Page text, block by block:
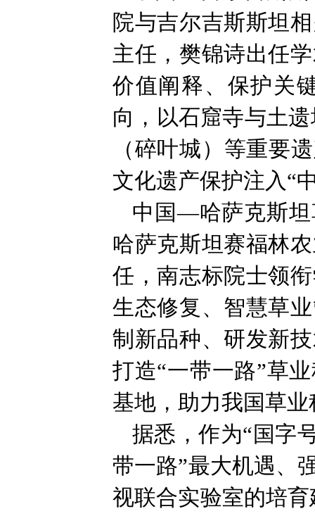
院与吉尔吉斯斯坦
主任，樊锦诗出任
价值阐释、保护关
向，以石窟寺与土
（碎叶城）等重要
文化遗产保护注入“
中国—哈萨克斯坦
哈萨克斯坦赛福林
任，南志标院士领
生态修复、智慧草
制新品种、研发新
打造“一带一路”草
基地，助力我国草
据悉，作为“国字
带一路”最大机遇、
视联合实验室的培